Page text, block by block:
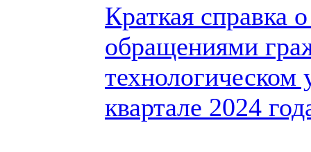
Краткая справка
обращениями
технологическом
квартале 2024